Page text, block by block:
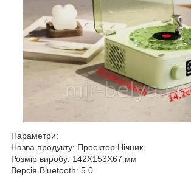
Параметри:
Назва продукту: Проектор Нічник
Розмір виробу: 142X153X67 мм
Версія Bluetooth: 5.0